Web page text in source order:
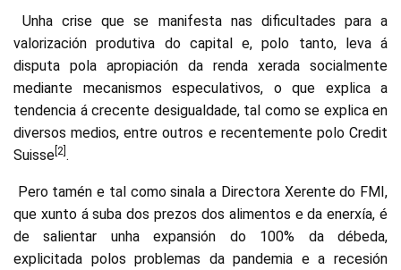
Unha crise que se manifesta nas dificultades para a
valorización produtiva do capital e, polo tanto, leva á
disputa pola apropiación da renda xerada socialmente
mediante mecanismos especulativos, o que explica a
tendencia á crecente desigualdade, tal como se explica en
diversos medios, entre outros e recentemente polo Credit
Suisse [2] .
Pero tamén e tal como sinala a Directora Xerente do FMI,
que xunto á suba dos prezos dos alimentos e da enerxía, é
de salientar unha expansión do 100% da débeda,
explicitada polos problemas da pandemia e a recesión